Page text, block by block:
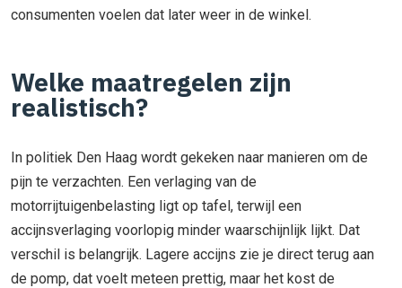
consumenten voelen dat later weer in de winkel.
Welke maatregelen zijn
realistisch?
In politiek Den Haag wordt gekeken naar manieren om de
pijn te verzachten. Een verlaging van de
motorrijtuigenbelasting ligt op tafel, terwijl een
accijnsverlaging voorlopig minder waarschijnlijk lijkt. Dat
verschil is belangrijk. Lagere accijns zie je direct terug aan
de pomp, dat voelt meteen prettig, maar het kost de